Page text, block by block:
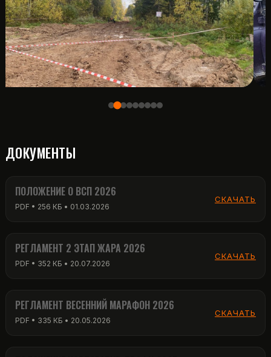
ДОКУМЕНТЫ
ПОЛОЖЕНИЕ О ВСП 2026
PDF • 256 КБ • 01.03.2026
СКАЧАТЬ
РЕГЛАМЕНТ 2 ЭТАП ЖАРА 2026
PDF • 352 КБ • 20.07.2026
СКАЧАТЬ
РЕГЛАМЕНТ ВЕСЕННИЙ МАРАФОН 2026
PDF • 335 КБ • 20.05.2026
СКАЧАТЬ